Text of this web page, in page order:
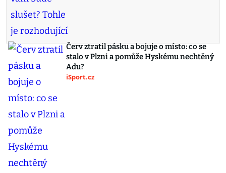
Červ ztratil pásku a bojuje o místo: co se
stalo v Plzni a pomůže Hyskému nechtěný
Adu?
iSport.cz